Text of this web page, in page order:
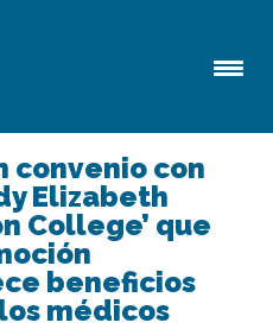
convenio con
Elizabeth
College’ que
beneficios
médicos